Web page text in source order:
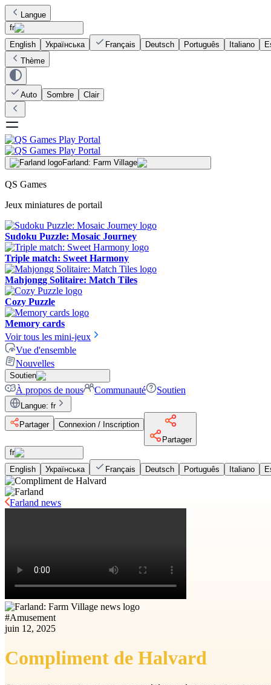
Langue
fr
English
Українська Français Deutsch Português Italiano
Thème
Auto Sombre Clair
Farland: Farm Village
QS Games
Jeux miniatures de portail
Sudoku Puzzle: Mosaic Journey
Triple match: Sweet Harmony
Mahjongg Solitaire: Match Tiles
Cozy Puzzle
Memory cards
Voir tous les mini-jeux
Vue d'ensemble
Nouvelles
Soutien
À propos de nous Communauté Soutien
Langue: fr
Partager
Connexion / Inscription
Partager
fr
English
Українська Français Deutsch Português Italiano
Farland news
#Amusement
juin 12, 2025
Compliment de Halvard